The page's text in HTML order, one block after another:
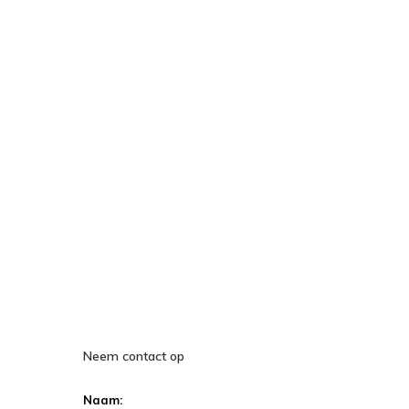
Neem contact op
Naam: